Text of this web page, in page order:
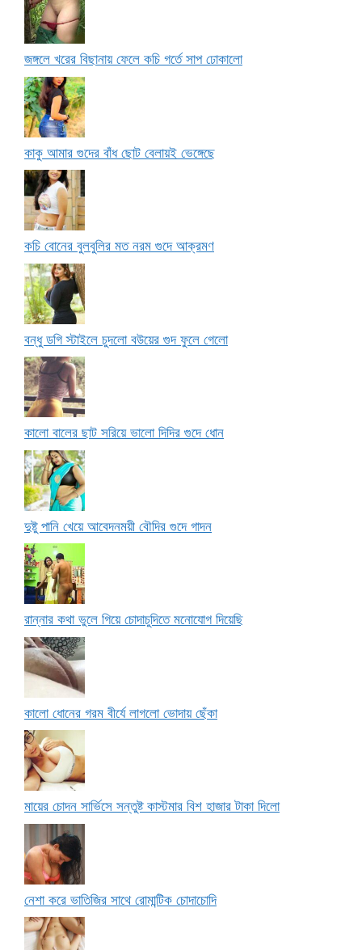
জঙ্গলে খরের বিছানায় ফেলে কচি গর্তে সাপ ঢোকালো
কাকু আমার গুদের বাঁধ ছোট বেলায়ই ভেঙ্গেছে
কচি বোনের বুলবুলির মত নরম গুদে আক্রমণ
বন্ধু ডগি স্টাইলে চুদলো বউয়ের গুদ ফুলে গেলো
কালো বালের ছাট সরিয়ে ভালো দিদির গুদে ধোন
দুষ্টু পানি খেয়ে আবেদনময়ী বৌদির গুদে গাদন
রান্নার কথা ভুলে গিয়ে চোদাচুদিতে মনোযোগ দিয়েছি
কালো ধোনের গরম বীর্যে লাগলো ভোদায় ছেঁকা
মায়ের চোদন সার্ভিসে সন্তুষ্ট কাস্টমার বিশ হাজার টাকা দিলো
নেশা করে ভাতিজির সাথে রোমান্টিক চোদাচোদি